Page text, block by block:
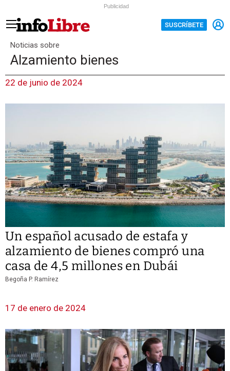
Publicidad
SUSCRÍBETE
Noticias sobre
Alzamiento bienes
22 de junio de 2024
Un español acusado de estafa y
alzamiento de bienes compró una
casa de 4,5 millones en Dubái
Begoña P. Ramírez
17 de enero de 2024